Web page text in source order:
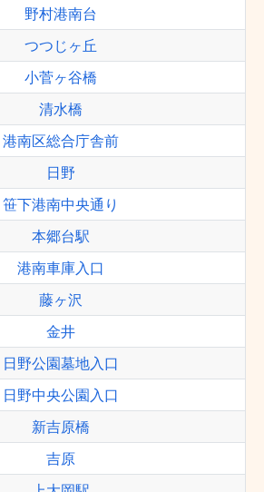
野村港南台
つつじヶ丘
小菅ヶ谷橋
清水橋
港南区総合庁舎前
日野
笹下港南中央通り
本郷台駅
港南車庫入口
藤ヶ沢
金井
日野公園墓地入口
日野中央公園入口
新吉原橋
吉原